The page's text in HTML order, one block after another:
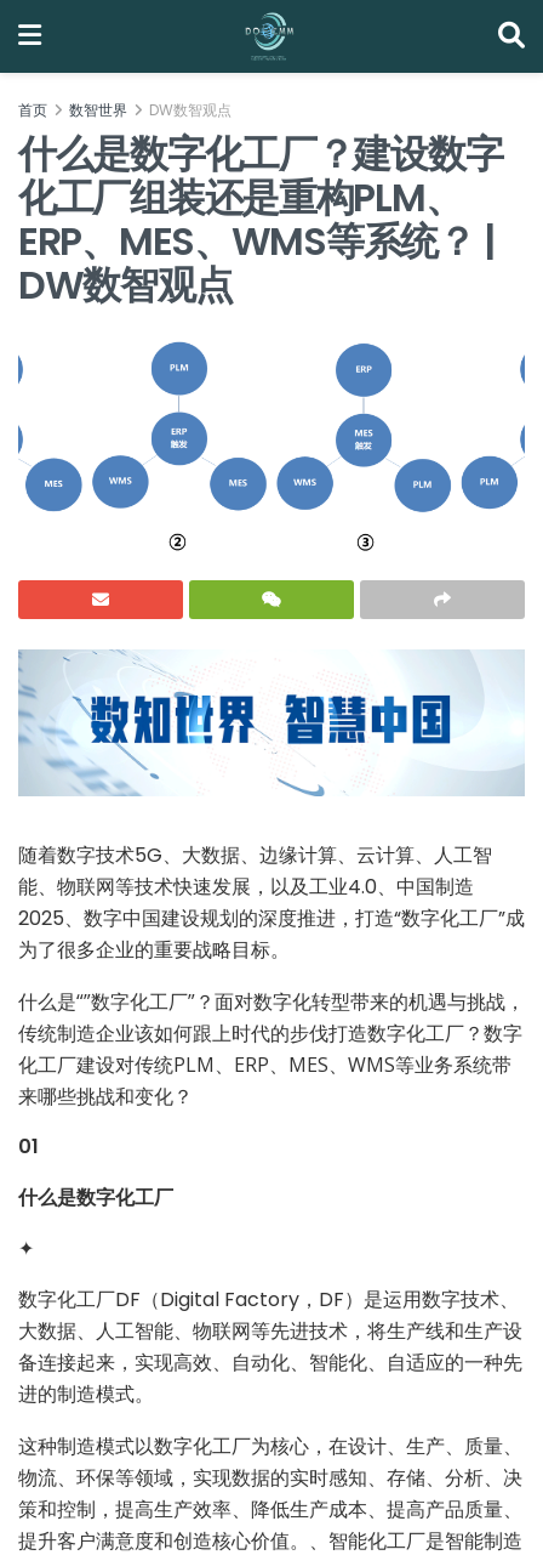
首页 数智世界 DW数智观点
什么是数字化工厂？建设数字
化工厂组装还是重构PLM、
ERP、MES、WMS等系统？ |
DW数智观点
随着数字技术5G、大数据、边缘计算、云计算、人工智
能、物联网等技术快速发展，以及工业4.0、中国制造
2025、数字中国建设规划的深度推进，打造“数字化工厂”成
为了很多企业的重要战略目标。
什么是“”数字化工厂”？面对数字化转型带来的机遇与挑战，
传统制造企业该如何跟上时代的步伐打造数字化工厂？数字
化工厂建设对传统PLM、ERP、MES、WMS等业务系统带
来哪些挑战和变化？
01
什么是数字化工厂
✦
数字化工厂DF（Digital Factory，DF）是运用数字技术、
大数据、人工智能、物联网等先进技术，将生产线和生产设
备连接起来，实现高效、自动化、智能化、自适应的一种先
进的制造模式。
这种制造模式以数字化工厂为核心，在设计、生产、质量、
物流、环保等领域，实现数据的实时感知、存储、分析、决
策和控制，提高生产效率、降低生产成本、提高产品质量、
提升客户满意度和创造核心价值。、智能化工厂是智能制造